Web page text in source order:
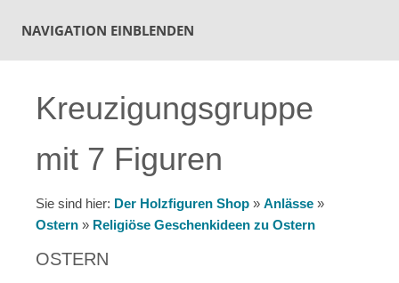
NAVIGATION EINBLENDEN
Kreuzigungsgruppe
mit 7 Figuren
Sie sind hier: Der Holzfiguren Shop » Anlässe »
Ostern » Religiöse Geschenkideen zu Ostern
OSTERN